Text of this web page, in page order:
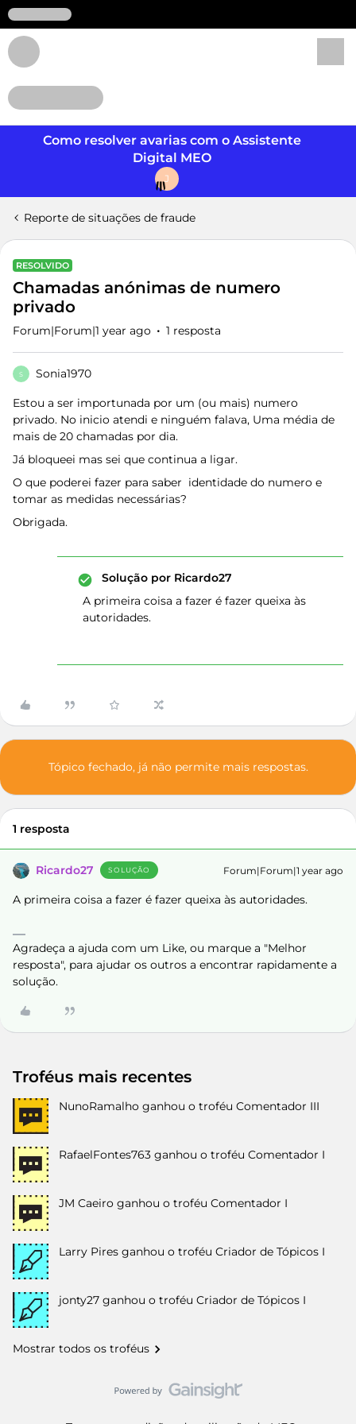
Como resolver avarias com o Assistente
Digital MEO
J
Reporte de situações de fraude
RESOLVIDO
Chamadas anónimas de numero
privado
Forum|Forum|1 year ago 1 resposta
S Sonia1970
Estou a ser importunada por um (ou mais) numero
privado. No inicio atendi e ninguém falava, Uma média de
mais de 20 chamadas por dia.
Já bloqueei mas sei que continua a ligar.
O que poderei fazer para saber identidade do numero e
tomar as medidas necessárias?
Obrigada.
Solução por Ricardo27
A primeira coisa a fazer é fazer queixa às
autoridades.
Tópico fechado, já não permite mais respostas.
1 resposta
Ricardo27 SOLUÇÃO Forum|Forum|1 year ago
A primeira coisa a fazer é fazer queixa às autoridades.
Agradeça a ajuda com um Like, ou marque a "Melhor
resposta", para ajudar os outros a encontrar rapidamente a
solução.
Troféus mais recentes
NunoRamalho ganhou o troféu Comentador III
RafaelFontes763 ganhou o troféu Comentador I
JM Caeiro ganhou o troféu Comentador I
Larry Pires ganhou o troféu Criador de Tópicos I
jonty27 ganhou o troféu Criador de Tópicos I
Mostrar todos os troféus